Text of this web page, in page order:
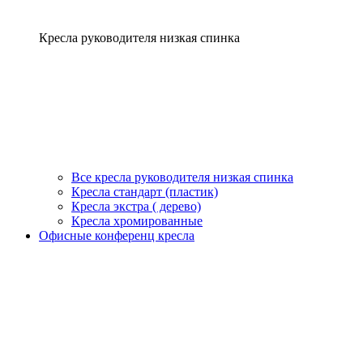
Кресла руководителя низкая спинка
Все кресла руководителя низкая спинка
Кресла стандарт (пластик)
Кресла экстра ( дерево)
Кресла хромированные
Офисные конференц кресла